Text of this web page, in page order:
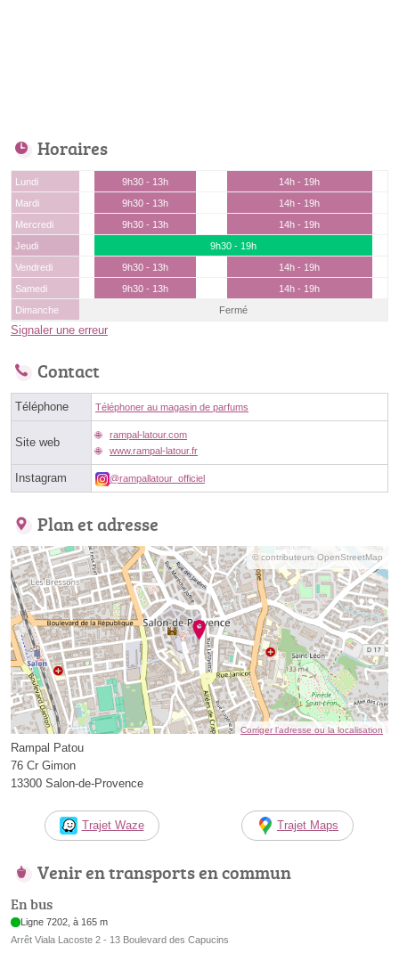
Horaires
Lundi 9h30 - 13h
14h - 19h
Mardi
9h30 - 13h
14h - 19h
Mercredi
9h30 - 13h
14h - 19h
Jeudi
9h30 - 19h
Vendredi
9h30 - 13h
14h - 19h
Samedi
9h30 - 13h
14h - 19h
Dimanche
Fermé
Signaler une erreur
Contact
Téléphone Téléphoner au magasin de parfums
Site web
rampal-latour.com
www.rampal-latour.fr
Instagram @rampallatour_officiel
Plan et adresse
© contributeurs OpenStreetMap
Corriger l’adresse ou la localisation
Rampal Patou
76 Cr Gimon
13300 Salon-de-Provence
Trajet Waze Trajet Maps
Venir en transports en commun
En bus
Ligne 7202, à 165 m
Arrêt Viala Lacoste 2 - 13 Boulevard des Capucins